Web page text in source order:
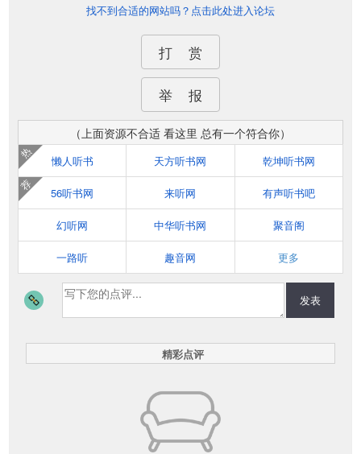
找不到合适的网站吗？点击此处进入论坛
打 赏
举 报
（上面资源不合适 看这里 总有一个符合你）
懒人听书
热
天方听书网 乾坤听书网
56听书网
荐
来听网 有声听书吧
幻听网 中华听书网 聚音阁
一路听 趣音网 更多
发表
精彩点评